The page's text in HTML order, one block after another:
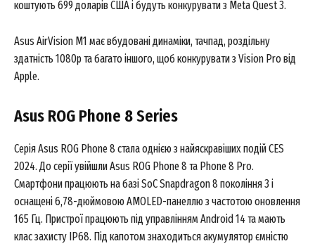
News Week
Magazine PRO
коштують 699 доларів США і будуть конкурувати з Meta Quest 3.
Asus AirVision M1 має вбудовані динаміки, тачпад, роздільну
здатність 1080p та багато іншого, щоб конкурувати з Vision Pro від
Apple.
Asus ROG Phone 8 Series
Серія Asus ROG Phone 8 стала однією з найяскравіших подій CES
2024. До серії увійшли Asus ROG Phone 8 та Phone 8 Pro.
Смартфони працюють на базі SoC Snapdragon 8 покоління 3 і
оснащені 6,78-дюймовою AMOLED-панеллю з частотою оновлення
165 Гц. Пристрої працюють під управлінням Android 14 та мають
клас захисту IP68. Під капотом знаходиться акумулятор ємністю